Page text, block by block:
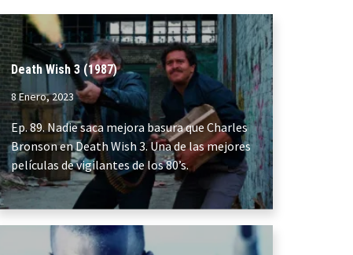
Death Wish 3 (1987)
8 Enero, 2023
Ep. 89. Nadie saca mejora basura que Charles
Bronson en Death Wish 3. Una de las mejores
películas de vigilantes de los 80’s.